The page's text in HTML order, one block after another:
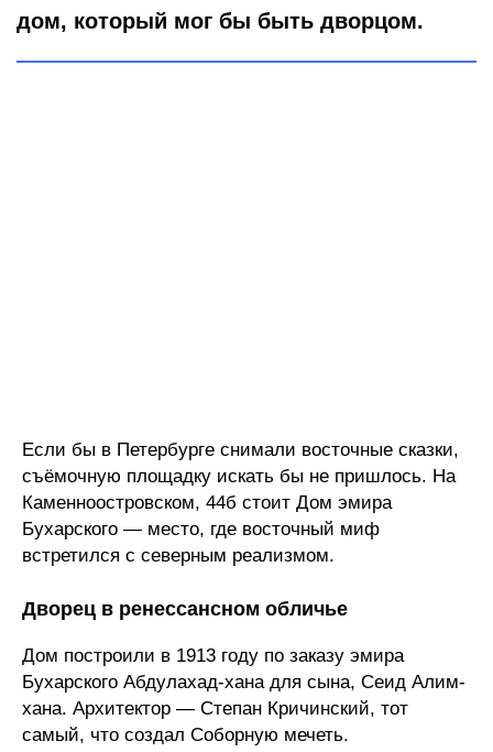
дом, который мог бы быть дворцом.
Если бы в Петербурге снимали восточные сказки,
съёмочную площадку искать бы не пришлось. На
Каменноостровском, 44б стоит Дом эмира
Бухарского — место, где восточный миф
встретился с северным реализмом.
Дворец в ренессансном обличье
Дом построили в 1913 году по заказу эмира
Бухарского Абдулахад-хана для сына, Сеид Алим-
хана. Архитектор — Степан Кричинский, тот
самый, что создал Соборную мечеть.